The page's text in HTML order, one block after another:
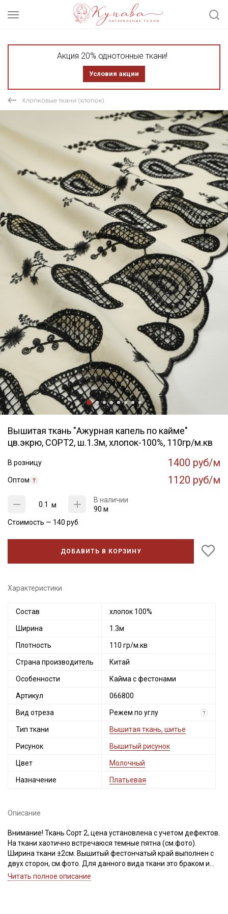
Акция 20% однотонные ткани!
Условия акции
Хлопковые ткани (хлопок)
Вышитая ткань "Ажурная капель по кайме"
цв.экрю, СОРТ2, ш.1.3м, хлопок-100%, 110гр/м.кв
В розницу 1400 руб/м
Оптом 1120 руб/м
м
В наличии
90 м
Стоимость — 140 руб
ДОБАВИТЬ В КОРЗИНУ
Характеристики
Состав хлопок 100%
Ширина 1.3м
Плотность 110 гр/м.кв
Страна производитель Китай
Особенности Кайма с фестонами
Артикул 066800
Вид отреза Режем по углу ?
Тип ткани Вышитая ткань, шитье
Рисунок Вышитый рисунок
Цвет Молочный
Назначение Платьевая
Описание
Внимание! Ткань Сорт 2, цена установлена с учетом дефектов.
На ткани хаотично встречаюся темные пятна (см.фото).
Ширина ткани ±2см. Вышитый фестончатый край выполнен с
двух сторон, см.фото. Для данного вида ткани это браком и
дефектом не считается. Не вырезаем. Просим учитывать это
Читать полное описание